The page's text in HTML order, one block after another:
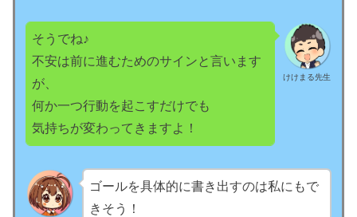
けけまる先生
そうでね♪
不安は前に進むためのサインと言います
が、
何か一つ行動を起こすだけでも
気持ちが変わってきますよ！
ゴールを具体的に書き出すのは私にもで
きそう！